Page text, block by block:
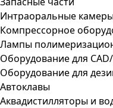
Интраоральные
Компрессорное
Лампы
Оборудование для
Оборудование для
Автоклавы
Аквадистилляторы и